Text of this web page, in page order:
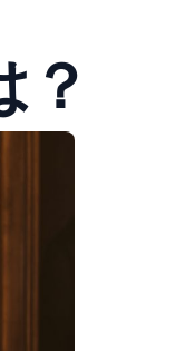
？